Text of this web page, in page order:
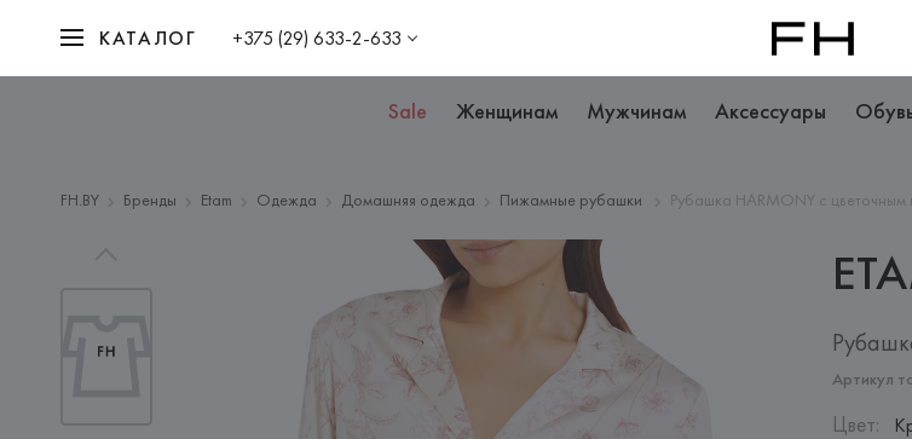
КАТАЛОГ +375 (29) 633-2-633
Sale Женщинам Мужчинам Аксессуары
FH.BY Бренды Etam Одежда Домашняя одежда Пижамные рубашки Рубашка HARMONY с цветочным
Артикул
Цвет: